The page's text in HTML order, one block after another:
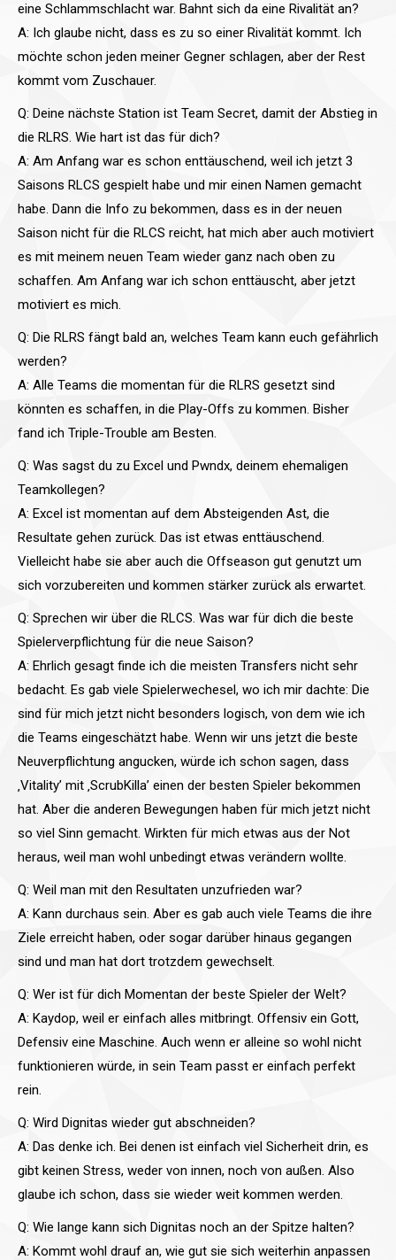
eine Schlammschlacht war. Bahnt sich da eine Rivalität an?
A: Ich glaube nicht, dass es zu so einer Rivalität kommt. Ich
möchte schon jeden meiner Gegner schlagen, aber der Rest
kommt vom Zuschauer.
Q: Deine nächste Station ist Team Secret, damit der Abstieg in
die RLRS. Wie hart ist das für dich?
A: Am Anfang war es schon enttäuschend, weil ich jetzt 3
Saisons RLCS gespielt habe und mir einen Namen gemacht
habe. Dann die Info zu bekommen, dass es in der neuen
Saison nicht für die RLCS reicht, hat mich aber auch motiviert
es mit meinem neuen Team wieder ganz nach oben zu
schaffen. Am Anfang war ich schon enttäuscht, aber jetzt
motiviert es mich.
Q: Die RLRS fängt bald an, welches Team kann euch gefährlich
werden?
A: Alle Teams die momentan für die RLRS gesetzt sind
könnten es schaffen, in die Play-Offs zu kommen. Bisher
fand ich Triple-Trouble am Besten.
Q: Was sagst du zu Excel und Pwndx, deinem ehemaligen
Teamkollegen?
A: Excel ist momentan auf dem Absteigenden Ast, die
Resultate gehen zurück. Das ist etwas enttäuschend.
Vielleicht habe sie aber auch die Offseason gut genutzt um
sich vorzubereiten und kommen stärker zurück als erwartet.
Q: Sprechen wir über die RLCS. Was war für dich die beste
Spielerverpflichtung für die neue Saison?
A: Ehrlich gesagt finde ich die meisten Transfers nicht sehr
bedacht. Es gab viele Spielerwechesel, wo ich mir dachte: Die
sind für mich jetzt nicht besonders logisch, von dem wie ich
die Teams eingeschätzt habe. Wenn wir uns jetzt die beste
Neuverpflichtung angucken, würde ich schon sagen, dass
‚Vitality’ mit ‚ScrubKilla’ einen der besten Spieler bekommen
hat. Aber die anderen Bewegungen haben für mich jetzt nicht
so viel Sinn gemacht. Wirkten für mich etwas aus der Not
heraus, weil man wohl unbedingt etwas verändern wollte.
Q: Weil man mit den Resultaten unzufrieden war?
A: Kann durchaus sein. Aber es gab auch viele Teams die ihre
Ziele erreicht haben, oder sogar darüber hinaus gegangen
sind und man hat dort trotzdem gewechselt.
Q: Wer ist für dich Momentan der beste Spieler der Welt?
A: Kaydop, weil er einfach alles mitbringt. Offensiv ein Gott,
Defensiv eine Maschine. Auch wenn er alleine so wohl nicht
funktionieren würde, in sein Team passt er einfach perfekt
rein.
Q: Wird Dignitas wieder gut abschneiden?
A: Das denke ich. Bei denen ist einfach viel Sicherheit drin, es
gibt keinen Stress, weder von innen, noch von außen. Also
glaube ich schon, dass sie wieder weit kommen werden.
Q: Wie lange kann sich Dignitas noch an der Spitze halten?
A: Kommt wohl drauf an, wie gut sie sich weiterhin anpassen